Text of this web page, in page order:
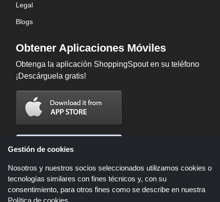
Legal
Blogs
Obtener Aplicaciones Móviles
Obtenga la aplicación ShoppingSpout en su teléfono
¡Descárguela gratis!
Gestión de cookies
Nosotros y nuestros socios seleccionados utilizamos cookies o
tecnologías similares con fines técnicos y, con su
consentimiento, para otros fines como se describe en nuestra
Política de cookies